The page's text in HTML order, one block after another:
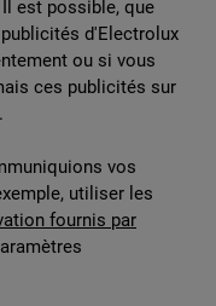
est possible, que
d'Electrolux
ou si vous
ces publicités sur
vos
utiliser les
fournis par